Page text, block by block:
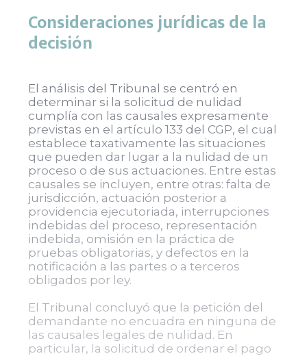
Consideraciones jurídicas de la
decisión
El análisis del Tribunal se centró en
determinar si la solicitud de nulidad
cumplía con las causales expresamente
previstas en el artículo 133 del CGP, el cual
establece taxativamente las situaciones
que pueden dar lugar a la nulidad de un
proceso o de sus actuaciones. Entre estas
causales se incluyen, entre otras: falta de
jurisdicción, actuación posterior a
providencia ejecutoriada, interrupciones
indebidas del proceso, representación
indebida, omisión en la práctica de
pruebas obligatorias, y defectos en la
notificación a las partes o a terceros
obligados por ley.
El Tribunal concluyó que la petición del
demandante no encuadra en ninguna de
las causales legales de nulidad. En
particular, la solicitud de ordenar el pago